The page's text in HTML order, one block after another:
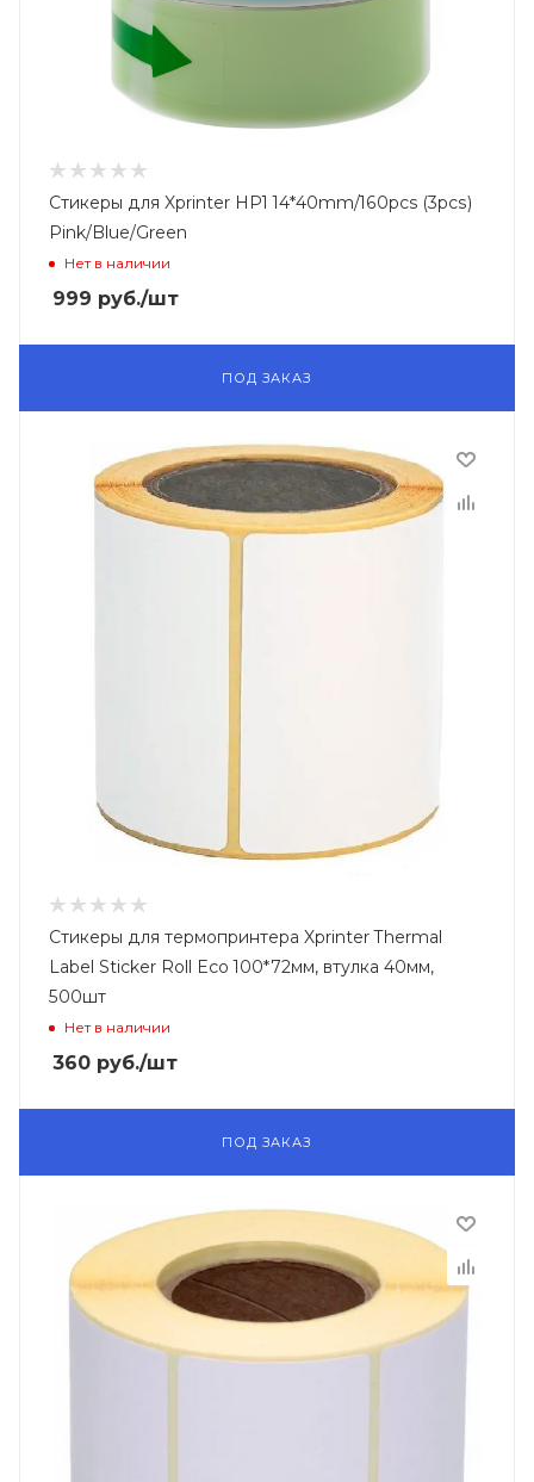
Стикеры для Xprinter HP1 14*40mm/160pcs (3pcs)
Pink/Blue/Green
Нет в наличии
999 руб./шт
ПОД ЗАКАЗ
Стикеры для термопринтера Xprinter Thermal
Label Sticker Roll Eco 100*72мм, втулка 40мм,
500шт
Нет в наличии
360 руб./шт
ПОД ЗАКАЗ